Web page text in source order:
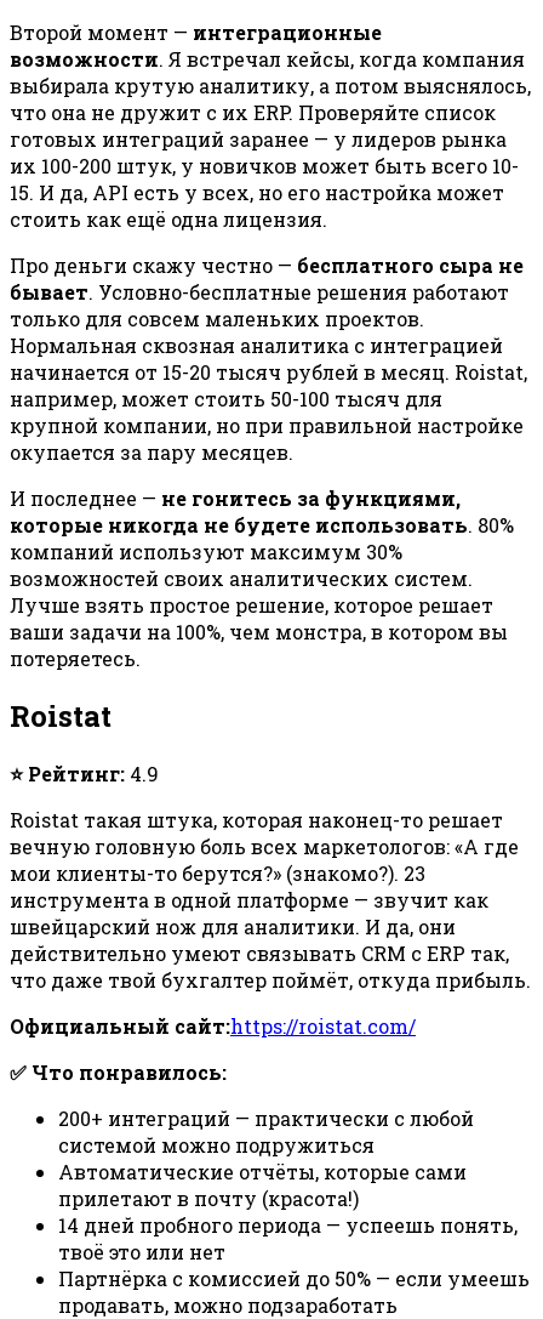
Второй момент — интеграционные
возможности. Я встречал кейсы, когда компания
выбирала крутую аналитику, а потом выяснялось,
что она не дружит с их ERP. Проверяйте список
готовых интеграций заранее — у лидеров рынка
их 100-200 штук, у новичков может быть всего 10-
15. И да, API есть у всех, но его настройка может
стоить как ещё одна лицензия.
Про деньги скажу честно — бесплатного сыра не
бывает. Условно-бесплатные решения работают
только для совсем маленьких проектов.
Нормальная сквозная аналитика с интеграцией
начинается от 15-20 тысяч рублей в месяц. Roistat,
например, может стоить 50-100 тысяч для
крупной компании, но при правильной настройке
окупается за пару месяцев.
И последнее — не гонитесь за функциями,
которые никогда не будете использовать. 80%
компаний используют максимум 30%
возможностей своих аналитических систем.
Лучше взять простое решение, которое решает
ваши задачи на 100%, чем монстра, в котором вы
потеряетесь.
Roistat
⭐ Рейтинг: 4.9
Roistat такая штука, которая наконец-то решает
вечную головную боль всех маркетологов: «А где
мои клиенты-то берутся?» (знакомо?). 23
инструмента в одной платформе — звучит как
швейцарский нож для аналитики. И да, они
действительно умеют связывать CRM с ERP так,
что даже твой бухгалтер поймёт, откуда прибыль.
Официальный сайт:https://roistat.com/
✅ Что понравилось:
200+ интеграций — практически с любой
системой можно подружиться
Автоматические отчёты, которые сами
прилетают в почту (красота!)
14 дней пробного периода — успеешь понять,
твоё это или нет
Партнёрка с комиссией до 50% — если умеешь
продавать, можно подзаработать